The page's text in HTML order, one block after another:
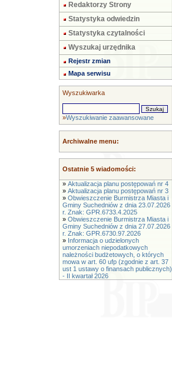
Redaktorzy Strony
Statystyka odwiedzin
Statystyka czytalności
Wyszukaj urzędnika
Rejestr zmian
Mapa serwisu
Wyszukiwarka
»Wyszukiwanie zaawansowane
Archiwalne menu:
Ostatnie 5 wiadomości:
» Aktualizacja planu postępowań nr 4
» Aktualizacja planu postępowań nr 3
» Obwieszczenie Burmistrza Miasta i
Gminy Suchedniów z dnia 23.07.2026
r. Znak: GPR.6733.4.2025
» Obwieszczenie Burmistrza Miasta i
Gminy Suchedniów z dnia 27.07.2026
r. Znak: GPR.6730.97.2026
» Informacja o udzielonych
umorzeniach niepodatkowych
należności budżetowych, o których
mowa w art. 60 ufp (zgodnie z art. 37
ust 1 ustawy o finansach publicznych)
- II kwartał 2026